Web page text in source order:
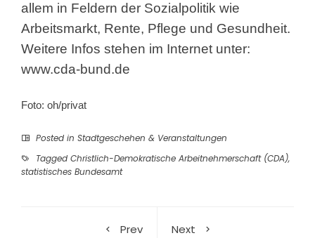
allem in Feldern der Sozialpolitik wie
Arbeitsmarkt, Rente, Pflege und Gesundheit.
Weitere Infos stehen im Internet unter:
www.cda-bund.de
Foto: oh/privat
Posted in Stadtgeschehen & Veranstaltungen
Tagged Christlich-Demokratische Arbeitnehmerschaft (CDA),
statistisches Bundesamt
Prev
Next